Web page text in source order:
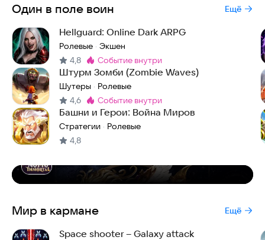
Один в поле воин Ещё
Hellguard: Online Dark ARPG
Ролевые · Экшен
4,8 Метка:
событие внутри
Штурм Зомби (Zombie Waves)
Шутеры · Ролевые
4,6 Метка:
событие внутри
Башни и Герои: Война Миров
Стратегии · Ролевые
4,8
Мир в кармане Ещё
Space shooter – Galaxy attack